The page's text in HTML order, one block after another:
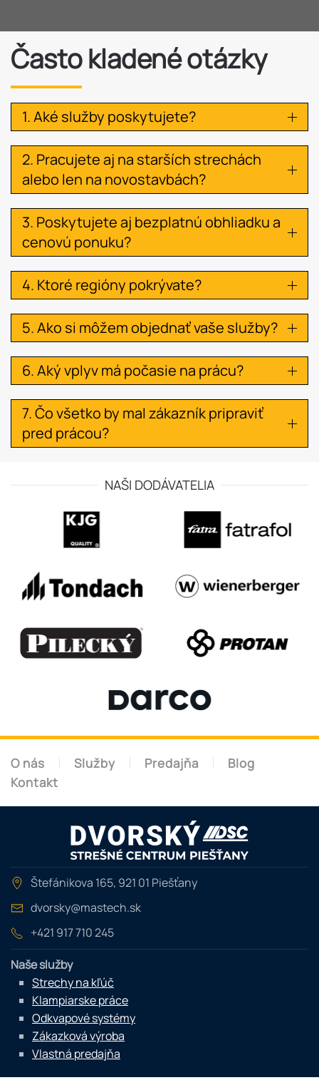
Často kladené otázky
1. Aké služby poskytujete?
2. Pracujete aj na starších strechách
alebo len na novostavbách?
3. Poskytujete aj bezplatnú obhliadku a
cenovú ponuku?
4. Ktoré regióny pokrývate?
5. Ako si môžem objednať vaše služby?
6. Aký vplyv má počasie na prácu?
7. Čo všetko by mal zákazník pripraviť
pred prácou?
NAŠI DODÁVATELIA
O nás Služby Predajňa
Blog
Kontakt
Štefánikova 165, 921 01 Piešťany
dvorsky@mastech.sk
+421 917 710 245
Naše služby
Strechy na kľúč
Klampiarske práce
Odkvapové systémy
Zákazková výroba
Vlastná predajňa